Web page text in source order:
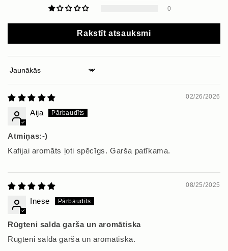
0
Rakstīt atsauksmi
Sort by
02/26/2026
Aija
Atmiņas:-)
Kafijai aromāts ļoti spēcīgs. Garša patīkama.
08/25/2025
Inese
Rūgteni salda garša un aromātiska
Rūgteni salda garša un aromātiska.